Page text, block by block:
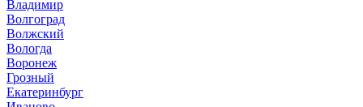
Владимир
Волгоград
Волжский
Вологда
Воронеж
Грозный
Екатеринбург